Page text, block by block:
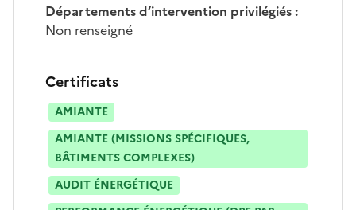
Départements d’intervention privilégiés:
Non renseigné
Certificats
AMIANTE
AMIANTE (MISSIONS SPÉCIFIQUES,
BÂTIMENTS COMPLEXES)
AUDIT ÉNERGÉTIQUE